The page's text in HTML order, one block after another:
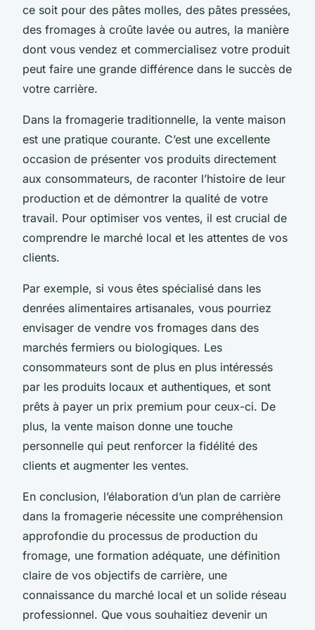
ce soit pour des pâtes molles, des pâtes pressées,
des fromages à croûte lavée ou autres, la manière
dont vous vendez et commercialisez votre produit
peut faire une grande différence dans le succès de
votre carrière.
Dans la fromagerie traditionnelle, la vente maison
est une pratique courante. C’est une excellente
occasion de présenter vos produits directement
aux consommateurs, de raconter l’histoire de leur
production et de démontrer la qualité de votre
travail. Pour optimiser vos ventes, il est crucial de
comprendre le marché local et les attentes de vos
clients.
Par exemple, si vous êtes spécialisé dans les
denrées alimentaires artisanales, vous pourriez
envisager de vendre vos fromages dans des
marchés fermiers ou biologiques. Les
consommateurs sont de plus en plus intéressés
par les produits locaux et authentiques, et sont
prêts à payer un prix premium pour ceux-ci. De
plus, la vente maison donne une touche
personnelle qui peut renforcer la fidélité des
clients et augmenter les ventes.
En conclusion, l’élaboration d’un plan de carrière
dans la fromagerie nécessite une compréhension
approfondie du processus de production du
fromage, une formation adéquate, une définition
claire de vos objectifs de carrière, une
connaissance du marché local et un solide réseau
professionnel. Que vous souhaitiez devenir un